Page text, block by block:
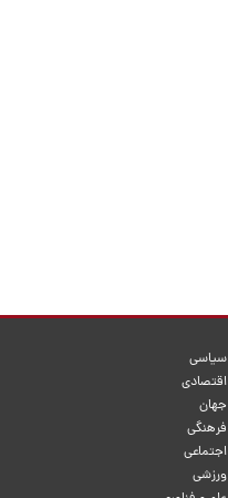
سیاسی
اقتصادی
جهان
فرهنگی
اجتماعی
ورزشی